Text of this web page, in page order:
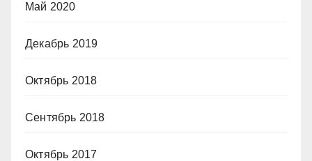
Май 2020
Декабрь 2019
Октябрь 2018
Сентябрь 2018
Октябрь 2017